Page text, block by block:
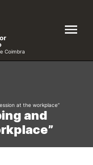
Coimbra
General
and
at the workplace”